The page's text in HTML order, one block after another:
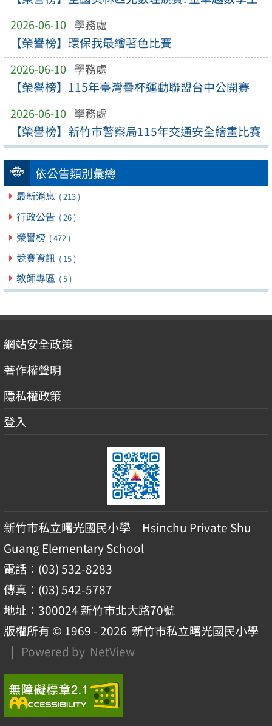
2026-06-10 學務處
【榮譽榜】環保我最繪著色比賽
2026-06-10 學務處
【榮譽榜】115年臺灣疊杯運動聯盟台中公開賽
2026-06-10 學務處
【榮譽榜】新竹市警察局115年交通安全繪畫比賽
依公告類別彙總
最新消息 ( 213 )
行政公告 ( 26 )
榮譽榜 ( 472 )
競賽資訊 ( 15 )
教師專區 ( 5 )
網站安全政策
著作權聲明
隱私權政策
登入
新竹市私立曙光國民小學 Hsinchu Private Shu
Guang Elementary School
電話：(03) 532-8283
傳真：(03) 542-5787
地址：300024 新竹市北大路70號
版權所有 © 1969 - 2026 新竹市私立曙光國民小學
| Powered by NetView